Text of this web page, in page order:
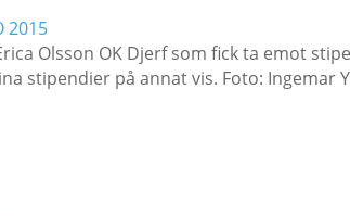
Olsson OK Djerf som fick ta emot
stipendier på annat vis. Foto: Ingemar